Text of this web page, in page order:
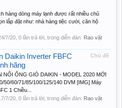
hàng dòng máy lạnh được rất nhiều chủ
lắp đặt như: nhà hàng tiệc cưới, căn hộ
7/20 , 0 lần trả lời, trong diễn đàn: Rao vặt
Chủ đề
Daikin Inverter FBFC
hãng
NỐI ỐNG GIÓ DAIKIN - MODEL 2020 MỚI
50/60/71/85/100/125/140 DVM [IMG] Máy
1 Chiều...
7/20 , 0 lần trả lời, trong diễn đàn: Rao vặt